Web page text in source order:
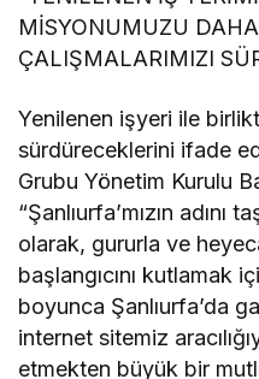
MİSYONUMUZU
ÇALIŞMALARIMIZI
Yenilenen işyeri ile
sürdüreceklerini ifade
Grubu Yönetim Kurulu
“Şanlıurfa’mızın adını
olarak, gururla ve
başlangıcını kutlamak
boyunca Şanlıurfa’da
internet sitemiz
etmekten büyük bir